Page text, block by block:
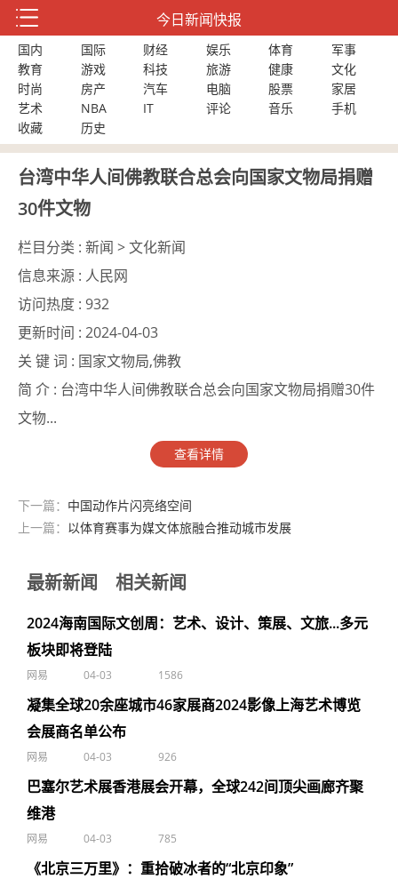
今日新闻快报
国内 国际 财经 娱乐 体育
军事
教育
游戏 科技 旅游 健康
文化
时尚
房产 汽车 电脑 股票
家居
艺术
NBA IT 评论 音乐
手机
收藏
历史
台湾中华人间佛教联合总会向国家文物局捐赠
30件文物
栏目分类 : 新闻 > 文化新闻
信息来源 : 人民网
访问热度 : 932
更新时间 : 2024-04-03
关 键 词 : 国家文物局,佛教
简 介 : 台湾中华人间佛教联合总会向国家文物局捐赠30件
文物...
查看详情
下一篇： 中国动作片闪亮络空间
上一篇： 以体育赛事为媒文体旅融合推动城市发展
最新新闻 相关新闻
2024海南国际文创周：艺术、设计、策展、文旅...多元
板块即将登陆
网易 04-03 1586
凝集全球20余座城市46家展商2024影像上海艺术博览
会展商名单公布
网易 04-03 926
巴塞尔艺术展香港展会开幕，全球242间顶尖画廊齐聚
维港
网易 04-03 785
《北京三万里》：重拾破冰者的“北京印象”